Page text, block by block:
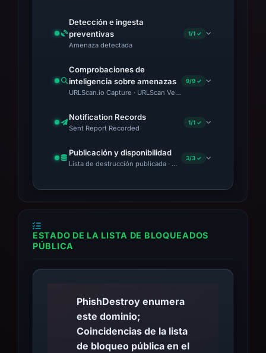
domains registered under the same ASN may
help mitigate related threats.
Detección e ingesta
preventivas
Amenaza detectada
1/1 ✓
Comprobaciones de
inteligencia sobre amenazas
URLScan.io Capture · URLScan Verdict · Cloudflare Radar
9/9 ✓
Notification Records
Sent Report Recorded
1/1 ✓
Publicación y disponibilidad
Lista de destrucción publicada · Content Observed
3/3 ✓
ESTADO DE LA LISTA DE BLOQUEADOS
PÚBLICA
PhishDestroy enumera
este dominio;
Coincidencias de la lista
de bloqueo pública en el